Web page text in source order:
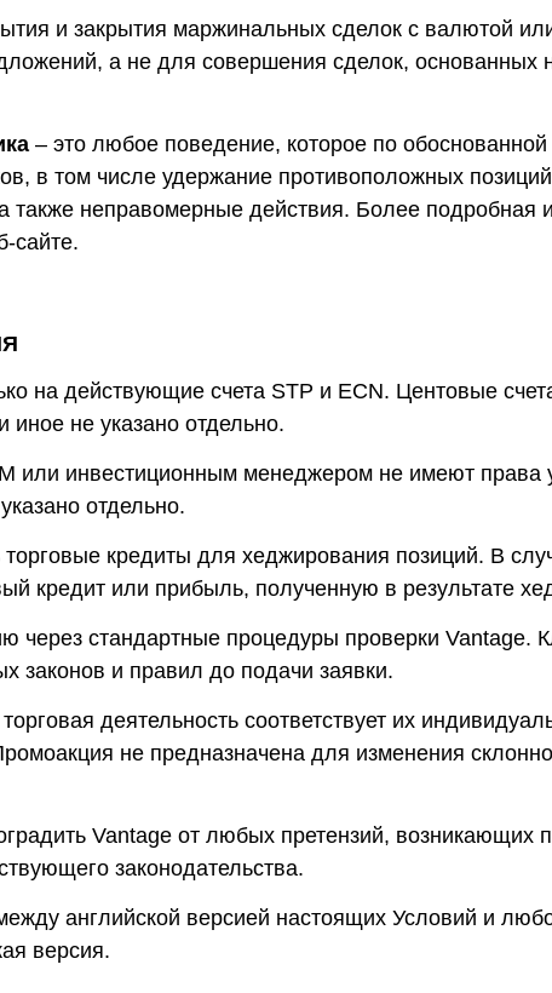
и закрытия маржинальных сделок с валютой
а не для совершения сделок, основанных
– это любое поведение, которое по
в том числе удержание противоположных
также неправомерные действия. Более подробная
сайте.
на действующие счета STP и ECN. Центовые
иное не указано отдельно.
или инвестиционным менеджером не имеют права
отдельно.
кредиты для хеджирования позиций. В
кредит или прибыль, полученную в результате
через стандартные процедуры проверки Vantage.
законов и правил до подачи заявки.
деятельность соответствует их
не предназначена для изменения
Vantage от любых претензий, возникающих
законодательства.
английской версией настоящих Условий и
версия.